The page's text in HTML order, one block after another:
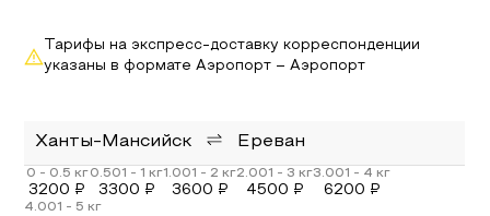
Тарифы на экспресс-доставку корреспонденции
указаны в формате Аэропорт – Аэропорт
Ханты-Мансийск Ереван
3200 ₽ 3300 ₽ 3600 ₽ 4500 ₽ 6200 ₽